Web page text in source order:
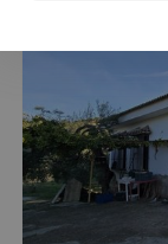
Baratos
Caros
Pequeños
Grandes